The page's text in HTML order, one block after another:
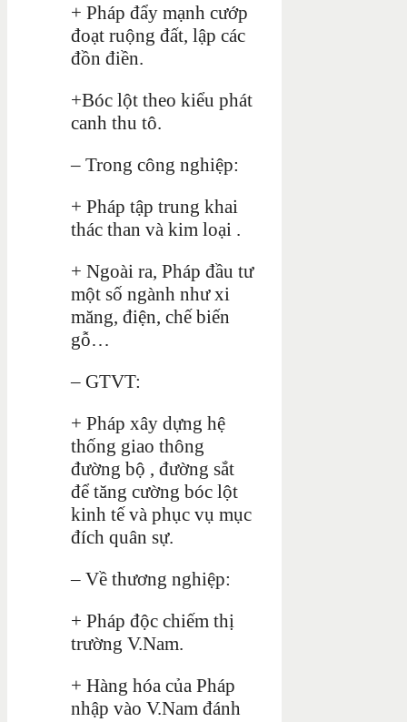
+ Pháp đẩy mạnh cướp
đoạt ruộng đất, lập các
đồn điền.
+Bóc lột theo kiểu phát
canh thu tô.
– Trong công nghiệp:
+ Pháp tập trung khai
thác than và kim loại .
+ Ngoài ra, Pháp đầu tư
một số ngành như xi
măng, điện, chế biến
gỗ…
– GTVT:
+ Pháp xây dựng hệ
thống giao thông
đường bộ , đường sắt
để tăng cường bóc lột
kinh tế và phục vụ mục
đích quân sự.
– Về thương nghiệp:
+ Pháp độc chiếm thị
trường V.Nam.
+ Hàng hóa của Pháp
nhập vào V.Nam đánh